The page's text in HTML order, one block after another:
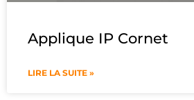
Applique IP Cornet
LIRE LA SUITE »